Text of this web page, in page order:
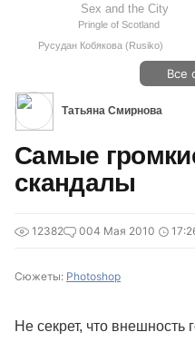
Sex and the City
Pringle of Scotland
Русудан Кобякова (Rusiko)
Все
Татьяна Смирнова
Самые
скандалы
12382 004 Мая 2010
Сюжеты: Photoshop
Не секрет, что внешность